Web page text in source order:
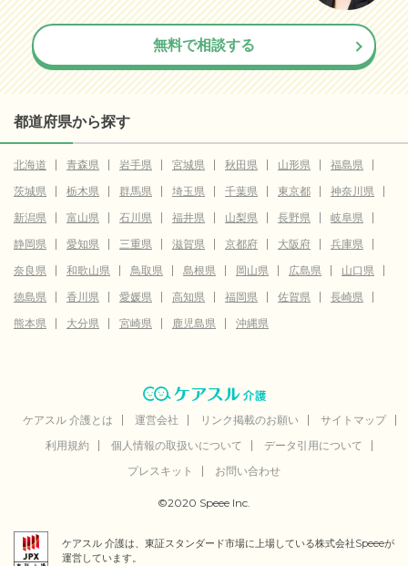
無料で相談する
都道府県から探す
北海道 青森県 岩手県 宮城県 秋田県 山形県
福島県
茨城県
栃木県 群馬県 埼玉県 千葉県 東京都
神奈川県
新潟県
富山県 石川県 福井県 山梨県 長野県
岐阜県
静岡県
愛知県 三重県 滋賀県 京都府 大阪府
兵庫県
奈良県
和歌山県 鳥取県 島根県 岡山県 広島県
山口県
徳島県
香川県 愛媛県 高知県 福岡県 佐賀県
長崎県
熊本県
大分県 宮崎県 鹿児島県 沖縄県
ケアスル 介護とは 運営会社 リンク掲載のお願い
サイトマップ
利用規約
個人情報の取扱いについて
データ引用について
プレスキット
お問い合わせ
©2020 Speee Inc.
ケアスル 介護は、東証スタンダード市場に上場している株式会社Speeeが
運営しています。